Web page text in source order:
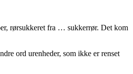
rørsukkeret fra … sukkerrør. Det kom
ord urenheder, som ikke er renset